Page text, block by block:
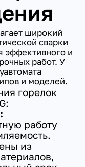
широкий
сварки
эффективного и
работ. У
и моделей.
горелок
работу
из